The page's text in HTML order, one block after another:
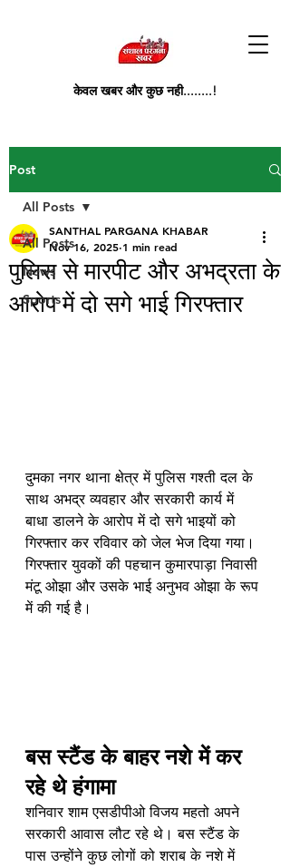
केवल खबर और कुछ नही........!
Post
All Posts
News
Sports
All Posts
पुलिस से मारपीट और अभद्रता के
आरोप में दो सगे भाई गिरफ्तार
SANTHAL PARGANA KHABAR
Nov 16, 2025 1 min read
दुमका नगर थाना क्षेत्र में पुलिस गश्ती दल के
साथ अभद्र व्यवहार और सरकारी कार्य में
बाधा डालने के आरोप में दो सगे भाइयों को
गिरफ्तार कर रविवार को जेल भेज दिया गया।
गिरफ्तार युवकों की पहचान कुमारपाड़ा निवासी
मंटू ओझा और उसके भाई अनुभव ओझा के रूप
में की गई है।
बस स्टैंड के बाहर नशे में कर
रहे थे हंगामा
शनिवार शाम एसडीपीओ विजय महतो अपने
सरकारी आवास लौट रहे थे। बस स्टैंड के
पास उन्होंने कुछ लोगों को शराब के नशे में